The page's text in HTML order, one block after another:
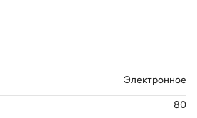
Электронное
80